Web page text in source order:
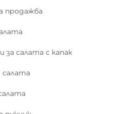
продажба
за салата с капак
салата